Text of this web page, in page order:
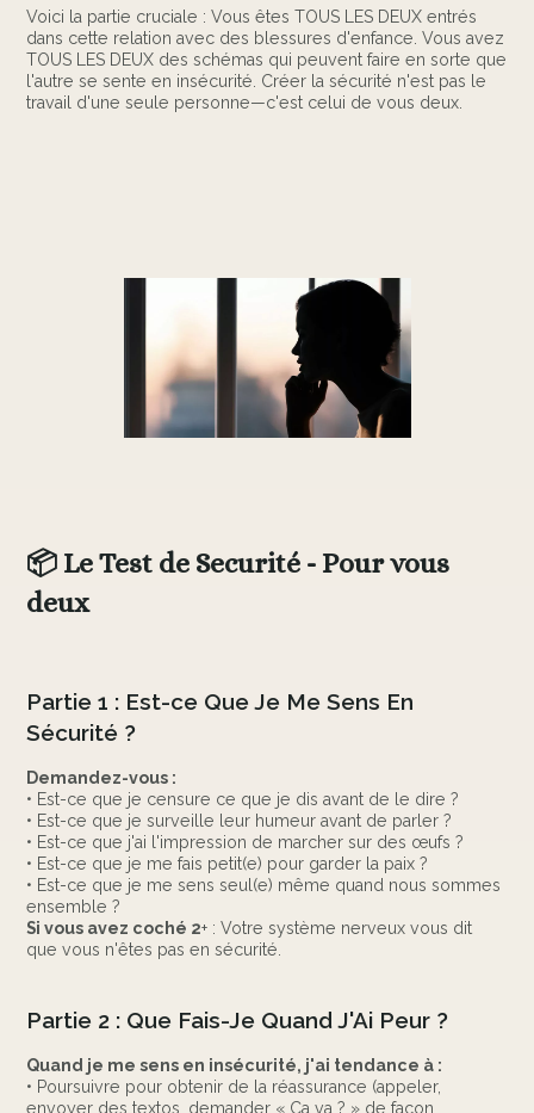
Voici la partie cruciale : Vous êtes TOUS LES DEUX entrés
dans cette relation avec des blessures d'enfance. Vous avez
TOUS LES DEUX des schémas qui peuvent faire en sorte que
l'autre se sente en insécurité. Créer la sécurité n'est pas le
travail d'une seule personne—c'est celui de vous deux.
📦 Le Test de Securité - Pour vous
deux
Partie 1 : Est-ce Que Je Me Sens En
Sécurité ?
Demandez-vous :
• Est-ce que je censure ce que je dis avant de le dire ?
• Est-ce que je surveille leur humeur avant de parler ?
• Est-ce que j'ai l'impression de marcher sur des œufs ?
• Est-ce que je me fais petit(e) pour garder la paix ?
• Est-ce que je me sens seul(e) même quand nous sommes
ensemble ?
Si vous avez coché 2+ : Votre système nerveux vous dit
que vous n'êtes pas en sécurité.
Partie 2 : Que Fais-Je Quand J'Ai Peur ?
Quand je me sens en insécurité, j'ai tendance à :
• Poursuivre pour obtenir de la réassurance (appeler,
envoyer des textos, demander « Ça va ? » de façon